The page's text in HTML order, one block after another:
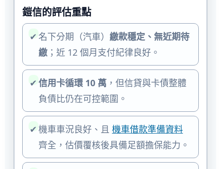
鎧信的評估重點
✔ 名下分期（汽車） 繳款穩定、無近期待
繳；近 12 個月支付紀律良好。
✔ 信用卡循環 10 萬，但信貸與卡債整體
負債比仍在可控範圍。
✔ 機車車況良好、且 機車借款準備資料
齊全，估價覆核後具備足額擔保能力。